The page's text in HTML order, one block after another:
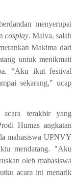
menyerupai
cosplay. Malva, salah
Makima dari
untuk menikmati
“Aku ikut festival
sekarang," ucap
terakhir yang
Humas angkatan
mahasiswa UPNVY
mendatang. "Aku
oleh mahasiswa
acara ini menarik